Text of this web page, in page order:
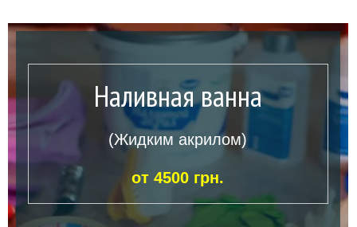
Наливная ванна
(Жидким акрилом)
от 4500 грн.